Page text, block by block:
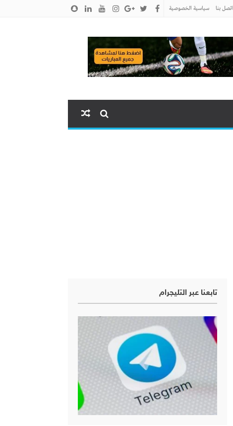
اتصل بنا سياسية الخصوصية
تابعنا عبر التليجرام